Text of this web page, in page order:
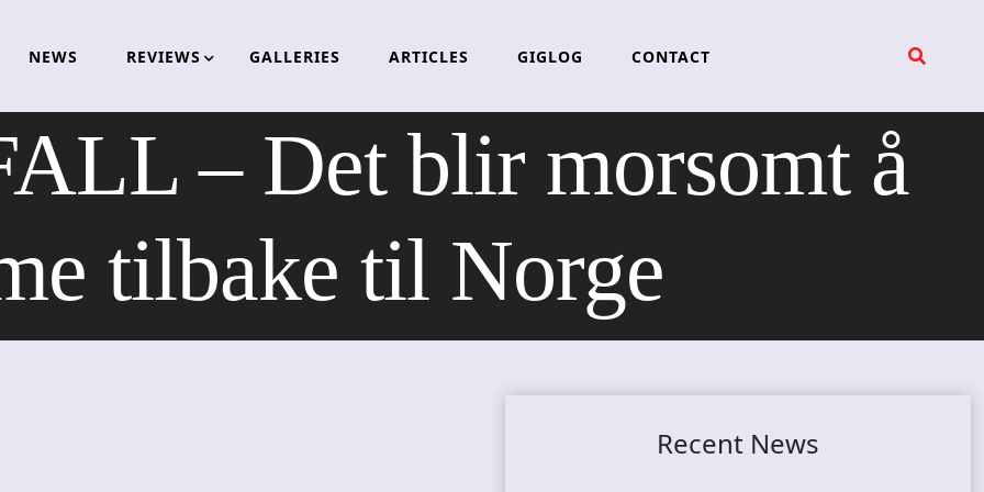
NEWS REVIEWS GALLERIES ARTICLES GIGLOG CONTACT
– Det blir morsomt å
tilbake til Norge
Recent News